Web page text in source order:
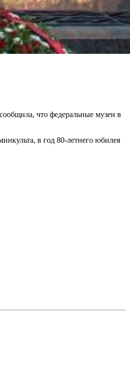
что федеральные музеи в
в год 80-летнего юбилея